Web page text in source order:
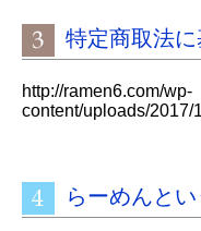
特定商取法
http://ramen6.com/wp-
content/uploads/2017/
らーめんとい